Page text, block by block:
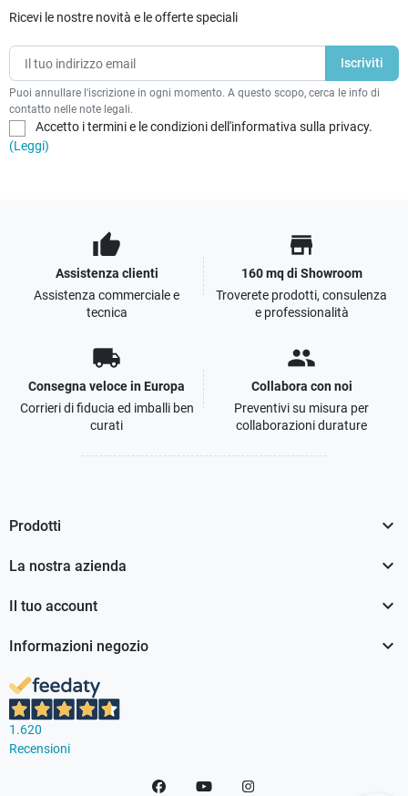
Ricevi le nostre novità e le offerte speciali
Puoi annullare l'iscrizione in ogni momento. A questo scopo, cerca le info di
contatto nelle note legali.
Accetto i termini e le condizioni dell'informativa sulla privacy.
(Leggi)
thumb_up
Assistenza clienti
Assistenza commerciale e
tecnica
store
160 mq di Showroom
Troverete prodotti, consulenza
e professionalità
local_shipping
Consegna veloce in Europa
Corrieri di fiducia ed imballi ben
curati
people
Collabora con noi
Preventivi su misura per
collaborazioni durature
Prodotti 
La nostra azienda 
Il tuo account 
Informazioni negozio 
1.620
Recensioni